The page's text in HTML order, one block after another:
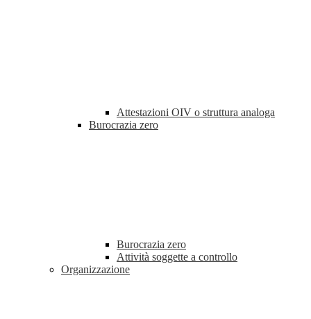
Attestazioni OIV o struttura analoga
Burocrazia zero
Burocrazia zero
Attività soggette a controllo
Organizzazione